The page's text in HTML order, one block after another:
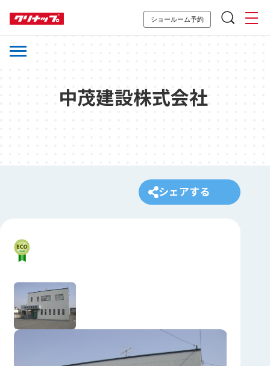
ショールーム予約
中茂建設株式会社
シェアする